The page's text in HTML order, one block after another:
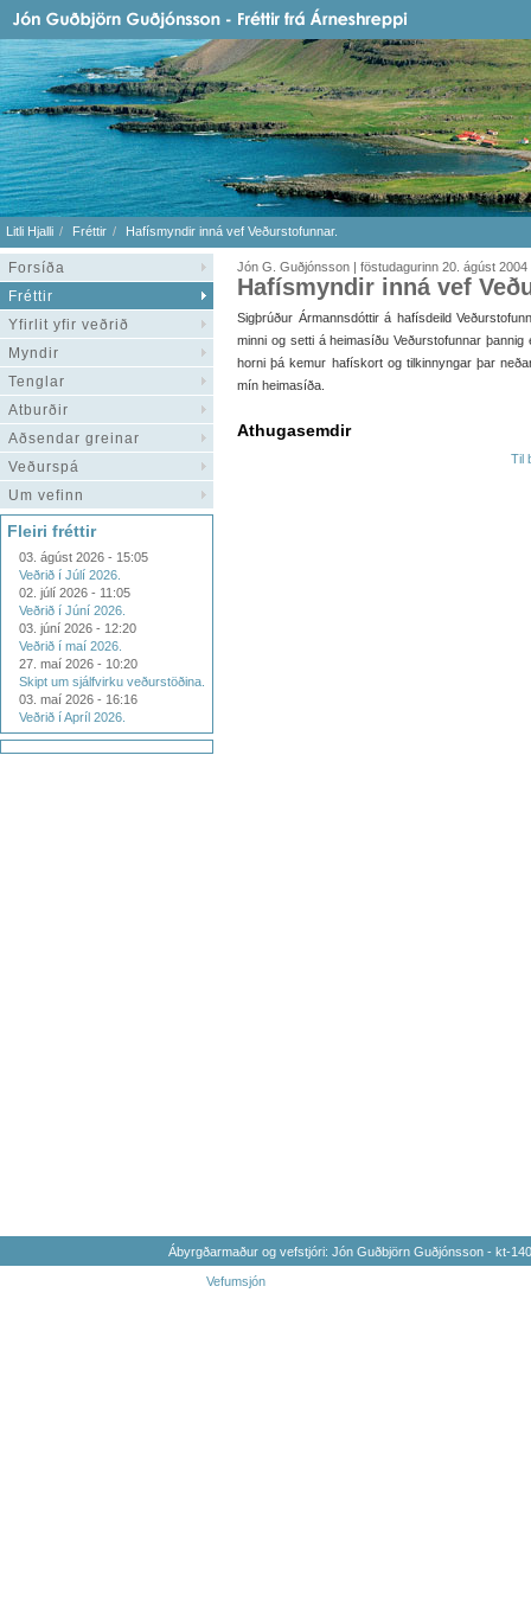
Litli Hjalli Fréttir Hafísmyndir inná vef Veðurstofunnar.
Forsíða
Fréttir
Yfirlit yfir veðrið
Myndir
Tenglar
Atburðir
Aðsendar greinar
Veðurspá
Um vefinn
Fleiri fréttir
03. ágúst 2026 - 15:05
Veðrið í Júlí 2026.
02. júlí 2026 - 11:05
Veðrið í Júní 2026.
03. júní 2026 - 12:20
Veðrið í maí 2026.
27. maí 2026 - 10:20
Skipt um sjálfvirku veðurstöðina.
03. maí 2026 - 16:16
Veðrið í Apríl 2026.
Jón G. Guðjónsson | föstudagurinn 20. ágúst 2004
Hafísmyndir inná vef
Sigþrúður Ármannsdóttir á hafísdeild
minni og setti á heimasíðu Veðurstofunnar
horni þá kemur hafískort og tilkinnyngar þar
mín heimasíða.
Athugasemdir
Til
Ábyrgðarmaður og vefstjóri: Jón Guðbjörn Guðjónsson - kt-
Vefumsjón